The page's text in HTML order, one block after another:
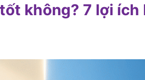
không? 7 lợi ích